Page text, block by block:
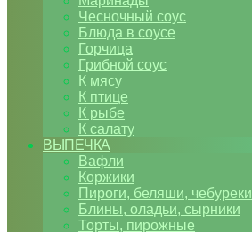
Чесночный соус
Блюда в соусе
Горчица
Грибной соус
К мясу
К птице
К рыбе
К салату
ВЫПЕЧКА
Вафли
Коржики
Пироги, беляши, чебуреки
Блины, оладьи, сырники
Торты, пирожные